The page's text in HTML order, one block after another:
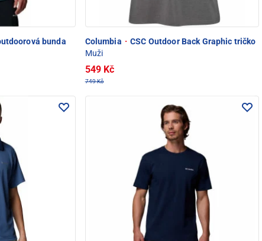
bunda
Columbia · CSC Outdoor Back Graphic tričko
Muži
549 Kč
749 Kč